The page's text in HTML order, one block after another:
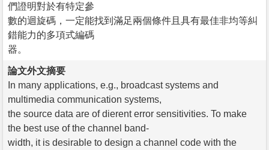
們證明對於有特定參
數的迴旋碼，一定能找到滿足兩個條件且具有最佳非均等糾
錯能力的多項式編碼
器。
論文外文摘要
In many applications, e.g., broadcast systems and
multimedia communication systems,
the source data are of dierent error sensitivities. To make
the best use of the channel band-
width, it is desirable to design a channel code with the